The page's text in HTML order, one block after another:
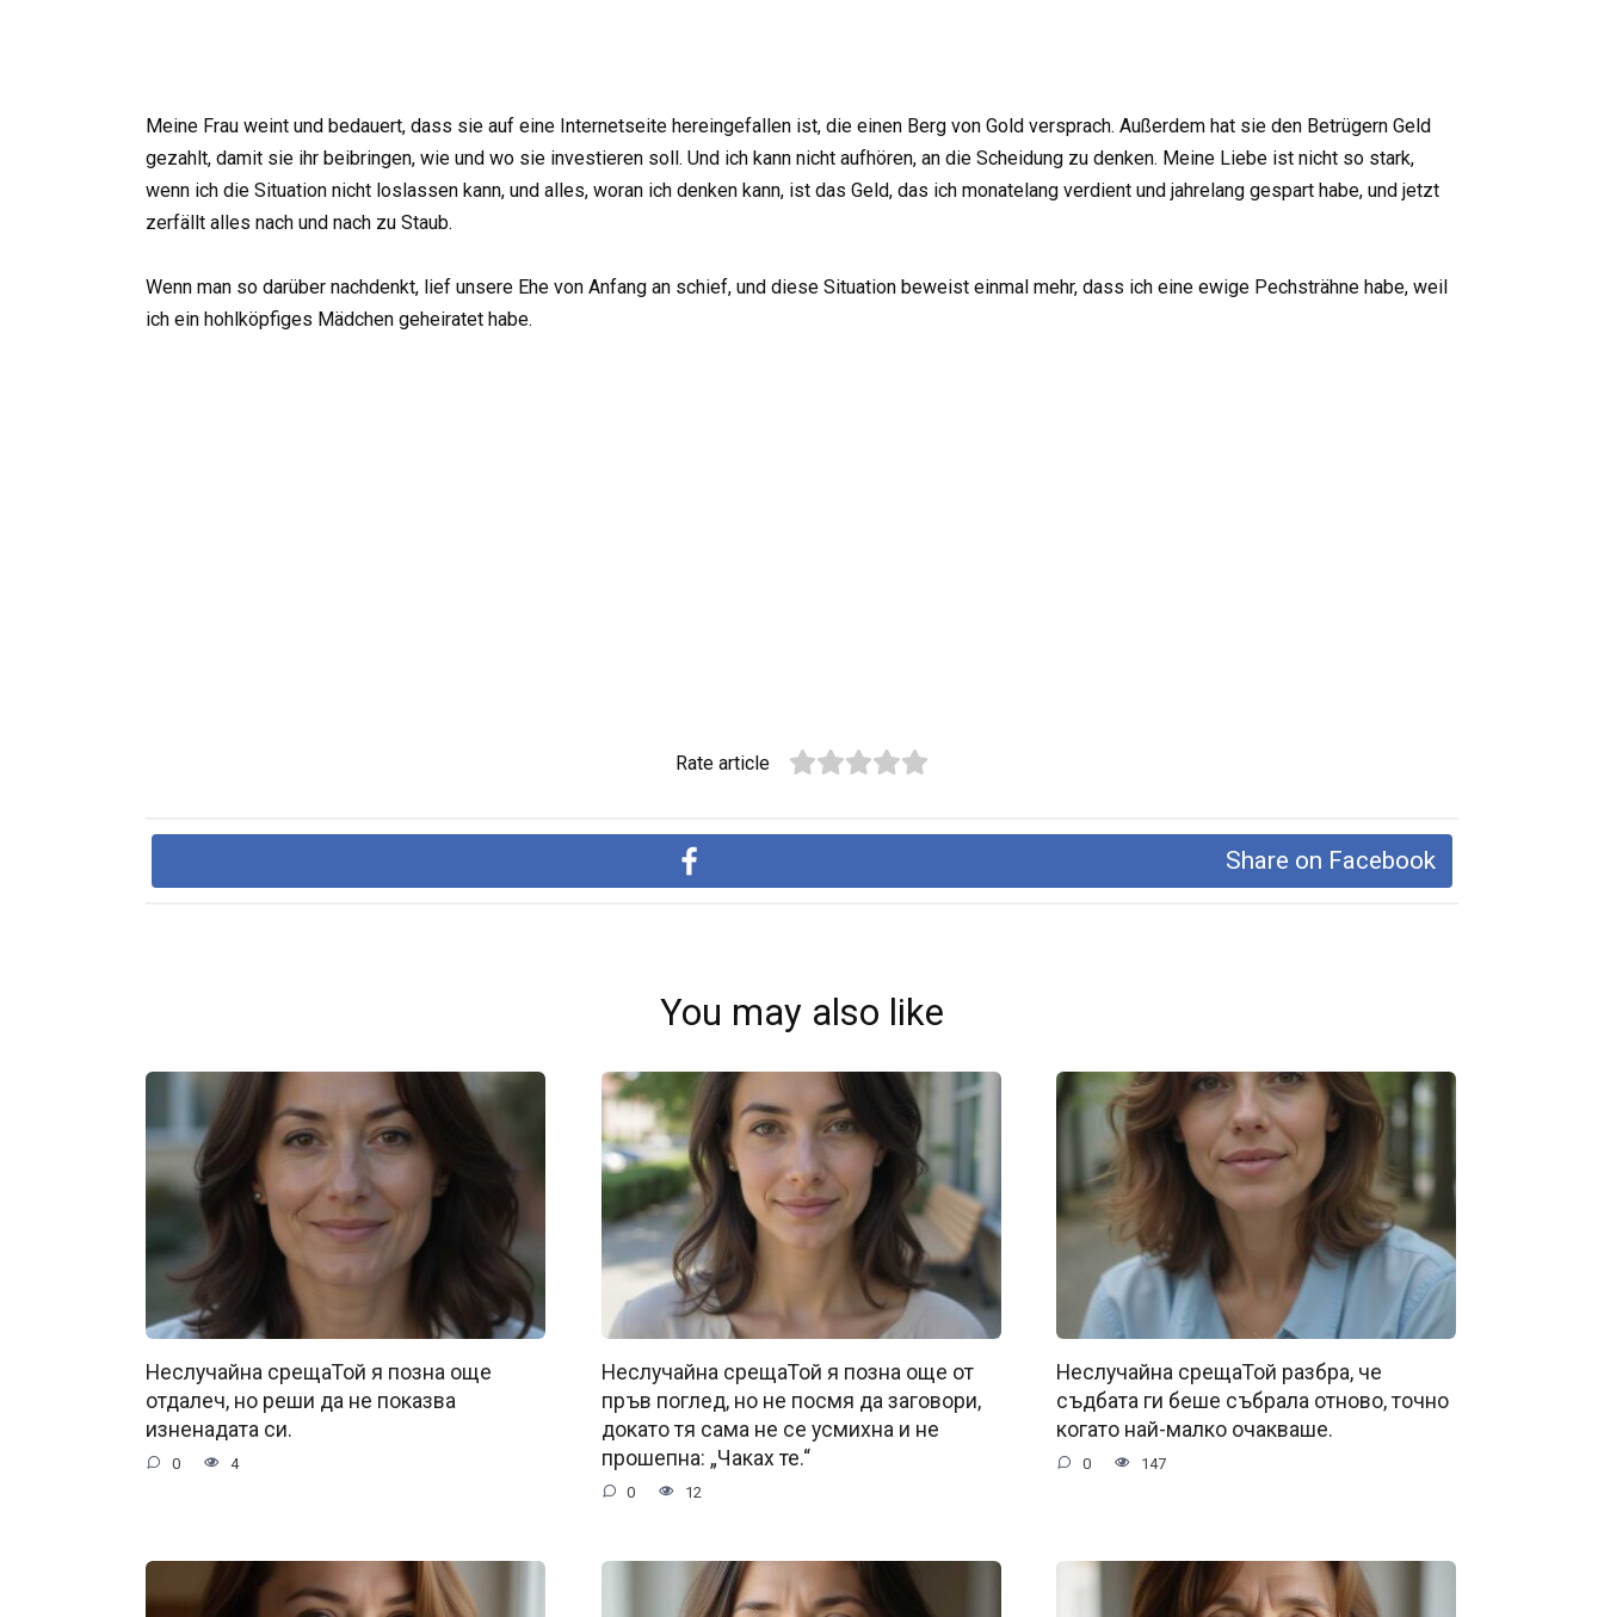
Meine Frau weint und bedauert, dass sie auf eine Internetseite hereingefallen ist, die einen Berg von Gold versprach. Außerdem hat sie den Betrügern Geld
gezahlt, damit sie ihr beibringen, wie und wo sie investieren soll. Und ich kann nicht aufhören, an die Scheidung zu denken. Meine Liebe ist nicht so stark,
wenn ich die Situation nicht loslassen kann, und alles, woran ich denken kann, ist das Geld, das ich monatelang verdient und jahrelang gespart habe, und jetzt
zerfällt alles nach und nach zu Staub.
Wenn man so darüber nachdenkt, lief unsere Ehe von Anfang an schief, und diese Situation beweist einmal mehr, dass ich eine ewige Pechsträhne habe, weil
ich ein hohlköpfiges Mädchen geheiratet habe.
Rate article
Share on Facebook
You may also like
Неслучайна срещаТой я позна още
отдалеч, но реши да не показва
изненадата си.
0 4
Неслучайна срещаТой я позна още от
пръв поглед, но не посмя да заговори,
докато тя сама не се усмихна и не
прошепна: „Чаках те.“
0 12
Неслучайна срещаТой разбра, че
съдбата ги беше събрала отново, точно
когато най-малко очакваше.
0 147